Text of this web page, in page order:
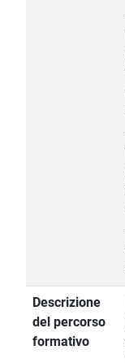
Descrizione
del percorso
formativo